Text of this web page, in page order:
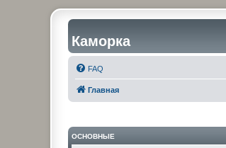
Каморка
FAQ
Главная
ОСНОВНЫЕ